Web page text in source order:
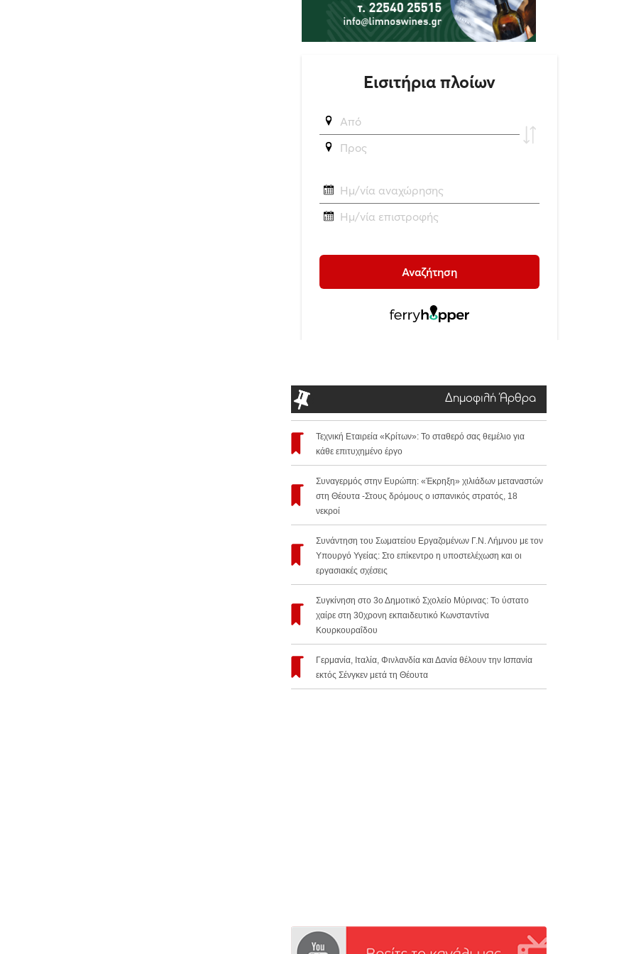
Δημοφιλή Άρθρα
Τεχνική Εταιρεία «Κρίτων»: Το σταθερό σας θεμέλιο για
κάθε επιτυχημένο έργο
Συναγερμός στην Ευρώπη: «Έκρηξη» χιλιάδων μεταναστών
στη Θέουτα -Στους δρόμους ο ισπανικός στρατός, 18
νεκροί
Συνάντηση του Σωματείου Εργαζομένων Γ.Ν. Λήμνου με τον
Υπουργό Υγείας: Στο επίκεντρο η υποστελέχωση και οι
εργασιακές σχέσεις
Συγκίνηση στο 3ο Δημοτικό Σχολείο Μύρινας: Το ύστατο
χαίρε στη 30χρονη εκπαιδευτικό Κωνσταντίνα
Κουρκουραΐδου
Γερμανία, Ιταλία, Φινλανδία και Δανία θέλουν την Ισπανία
εκτός Σένγκεν μετά τη Θέουτα